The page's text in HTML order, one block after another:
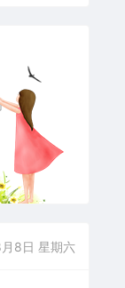
8日 星期六